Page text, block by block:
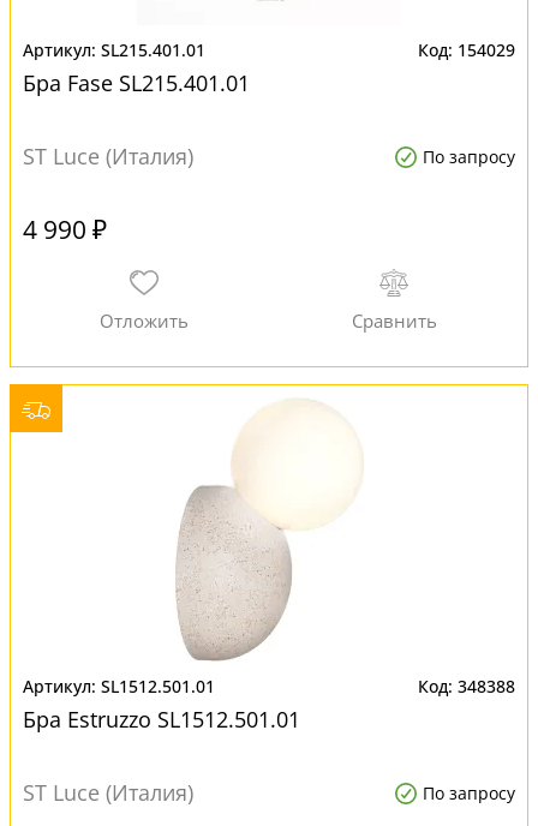
SL215.401.01 154029
Бра Fase SL215.401.01
ST Luce (Италия) По запросу
4 990 ₽
SL1512.501.01 348388
Бра Estruzzo SL1512.501.01
ST Luce (Италия) По запросу